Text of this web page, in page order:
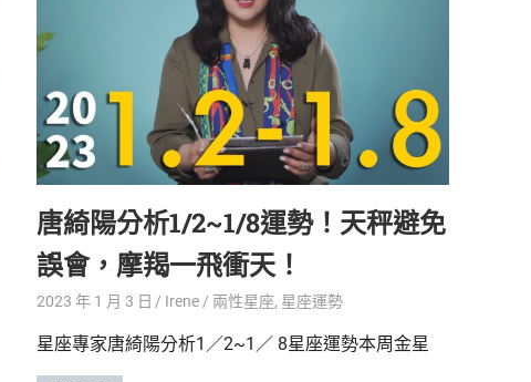
唐綺陽分析1/2~1/8運勢！天秤避免
誤會，摩羯一飛衝天！
2023 年 1 月 3 日 Irene 兩性星座, 星座運勢
星座專家唐綺陽分析1／2~1／ 8星座運勢本周金星